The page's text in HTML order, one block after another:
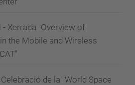
Xerrada "Overview of
the Mobile and Wireless
de la "World Space